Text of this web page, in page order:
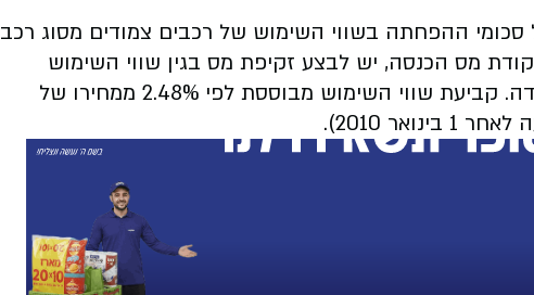
ההפחתה בשווי השימוש של רכבים צמודים מסוג רכב
מס הכנסה, יש לבצע זקיפת מס בגין שווי השימוש
ברכב צמוד הניתן לעובד ממקום העבודה. קביעת שווי השימוש מבוססת לפי 2.48% ממחירו של
2010).